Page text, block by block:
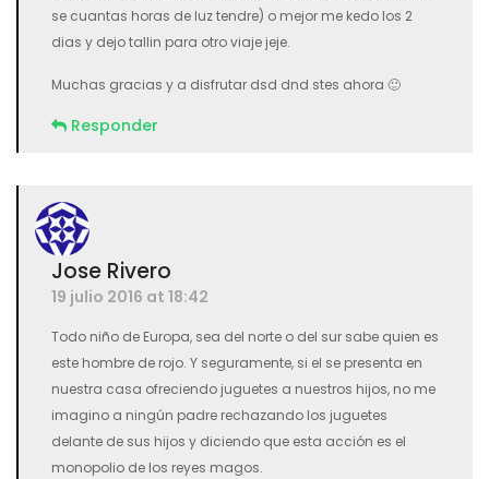
se cuantas horas de luz tendre) o mejor me kedo los 2
dias y dejo tallin para otro viaje jeje.
Muchas gracias y a disfrutar dsd dnd stes ahora 🙂
Responder
Jose Rivero
19 julio 2016 at 18:42
Todo niño de Europa, sea del norte o del sur sabe quien es
este hombre de rojo. Y seguramente, si el se presenta en
nuestra casa ofreciendo juguetes a nuestros hijos, no me
imagino a ningún padre rechazando los juguetes
delante de sus hijos y diciendo que esta acción es el
monopolio de los reyes magos.